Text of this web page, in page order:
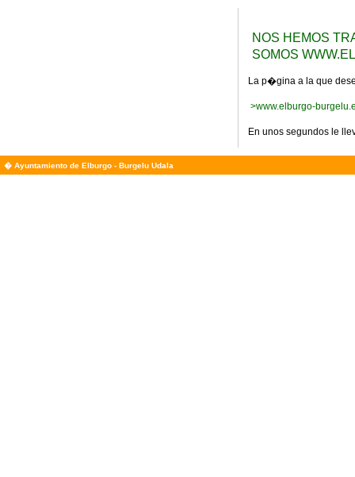
NOS HEMOS
SOMOS
La p�gina a la que
>www.elburgo-
En unos segundos le
� Ayuntamiento de Elburgo - Burgelu Udala